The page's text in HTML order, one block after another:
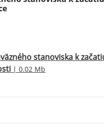
stanoviska k
| 0.02 Mb